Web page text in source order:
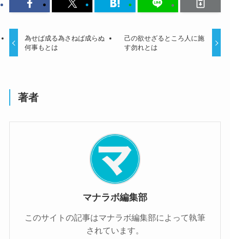
為せば成る為さねば成らぬ
何事もとは
己の欲せざるところ人に施
す勿れとは
著者
マナラボ編集部
このサイトの記事はマナラボ編集部によって執筆
されています。